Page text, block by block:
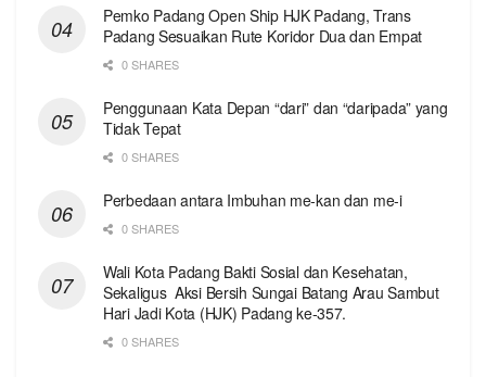
Pemko Padang Open Ship HJK Padang, Trans
Padang Sesuaikan Rute Koridor Dua dan Empat
0 SHARES
Penggunaan Kata Depan “dari” dan “daripada” yang
Tidak Tepat
0 SHARES
Perbedaan antara Imbuhan me-kan dan me-i
0 SHARES
Wali Kota Padang Bakti Sosial dan Kesehatan,
Sekaligus Aksi Bersih Sungai Batang Arau Sambut
Hari Jadi Kota (HJK) Padang ke-357.
0 SHARES